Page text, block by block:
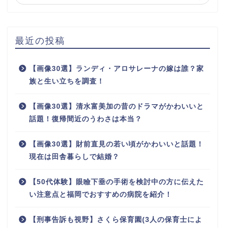
最近の投稿
【画像30選】ランディ・アロサレーナの嫁は誰？家
族と生い立ちを調査！
【画像30選】清水富美加の昔のドラマがかわいいと
話題！復帰間近のうわさは本当？
【画像30選】財前直見の若い頃がかわいいと話題！
現在は田舎暮らしで結婚？
【50代体験】眼瞼下垂の手術を検討中の方に伝えた
い注意点と福岡でおすすめの病院を紹介！
【刑事告訴も視野】さくら保育園(3人の保育士によ